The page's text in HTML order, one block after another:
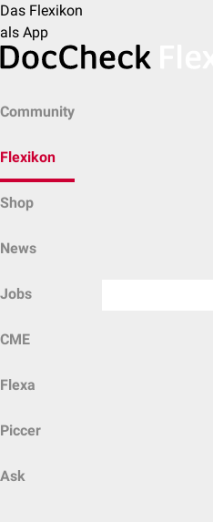
Das Flexikon
als App
Community
Flexikon
Shop
News
Jobs
CME
Flexa
Piccer
Ask